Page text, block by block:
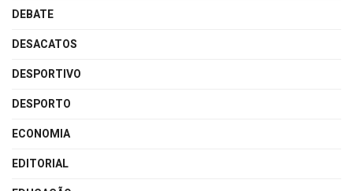
DEBATE
DESACATOS
DESPORTIVO
DESPORTO
ECONOMIA
EDITORIAL